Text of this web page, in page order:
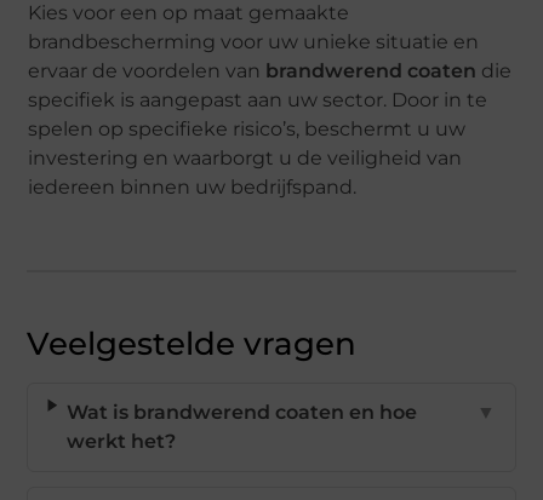
Kies voor een op maat gemaakte
brandbescherming voor uw unieke situatie en
ervaar de voordelen van brandwerend coaten die
specifiek is aangepast aan uw sector. Door in te
spelen op specifieke risico’s, beschermt u uw
investering en waarborgt u de veiligheid van
iedereen binnen uw bedrijfspand.
Veelgestelde vragen
Wat is brandwerend coaten en hoe
werkt het?
▼